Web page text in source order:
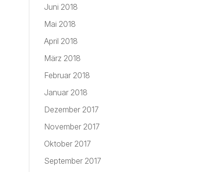
Juni 2018
Mai 2018
April 2018
März 2018
Februar 2018
Januar 2018
Dezember 2017
November 2017
Oktober 2017
September 2017